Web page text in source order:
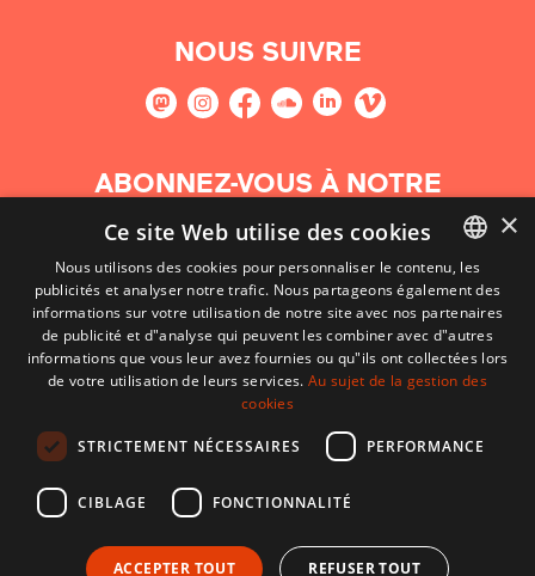
NOUS SUIVRE
ABONNEZ-VOUS À NOTRE
NEWSLETTER
S'abonner
BASQUE
FRENCH
×
Ce site Web utilise des cookies
Nous utilisons des cookies pour personnaliser le contenu, les
publicités et analyser notre trafic. Nous partageons également des
informations sur votre utilisation de notre site avec nos partenaires
de publicité et d"analyse qui peuvent les combiner avec d"autres
informations que vous leur avez fournies ou qu"ils ont collectées lors
de votre utilisation de leurs services.Au sujet de la gestion des
cookies
STRICTEMENT NÉCESSAIRES PERFORMANCE
CIBLAGE FONCTIONNALITÉ
ACCEPTER TOUT REFUSER TOUT